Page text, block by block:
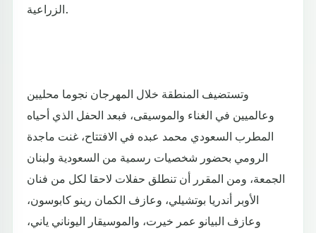
الزراعية.
وتستضيف المنطقة خلال المهرجان نجوما محليين
وعالميين في الغناء والموسيقى، فبعد الحفل الذي أحياه
المطرب السعودي محمد عبده في الافتتاح، غنت ماجدة
الرومي بحضور شخصيات رسمية من السعودية ولبنان
الجمعة، ومن المقرر أن تنطلق حفلات لاحقا لكل من فنان
الأوبر أندريا بوتشيلي، وعازف الكمان رينو كابوسون،
وعازف البيانو عمر خيرت، والموسيقار اليوناني ياني،